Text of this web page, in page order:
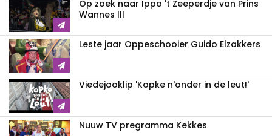
Op zoek naar Ippo 't Zeeperdje van Prins
Wannes III
Leste jaar Oppeschooier Guido Elzakkers
Viedejooklip 'Kopke n'onder in de leut!'
Nuuw TV pregramma Kekkes